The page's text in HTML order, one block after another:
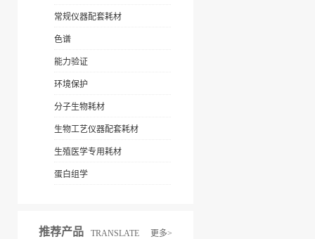
常规仪器配套耗材
色谱
能力验证
环境保护
分子生物耗材
生物工艺仪器配套耗材
生殖医学专用耗材
蛋白组学
推荐产品 TRANSLATE 更多>